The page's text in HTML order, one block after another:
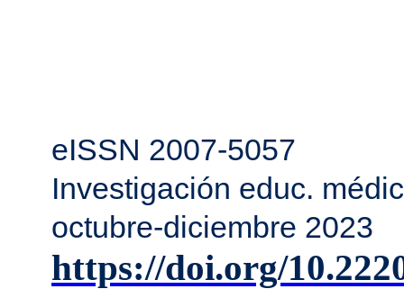
eISSN 2007-5057
Investigación educ.
octubre-diciembre 2023
https://doi.org/